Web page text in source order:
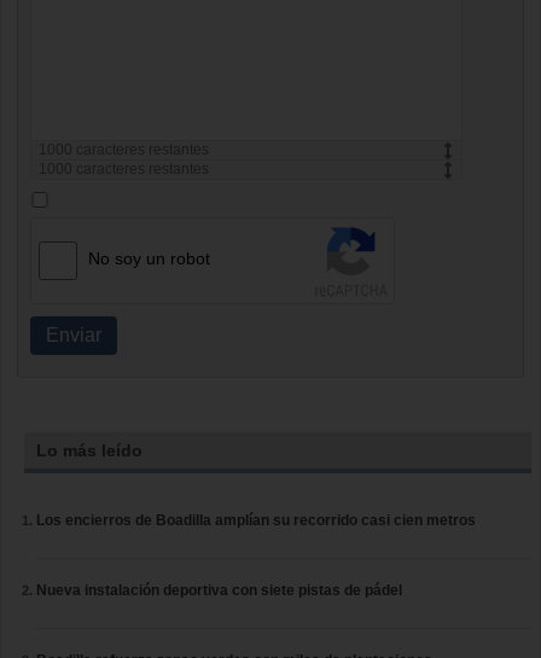
1000
caracteres restantes
1000
caracteres restantes
No soy un robot
Enviar
Lo más leído
Los encierros de Boadilla amplían su recorrido casi cien metros
Nueva instalación deportiva con siete pistas de pádel